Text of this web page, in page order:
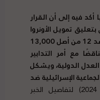
أكد فيه إلى أن القرار
تمويل الأونروا
12من أصل13,000
مع أمر التدابير
الدولية، ويشكل
الإسرائيلية ضد
(29 يناير 2024) لتفاصيل الخبر